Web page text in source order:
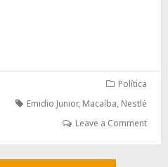
Política
Emidio Junior, Macaíba, Nestlé
Leave a Comment